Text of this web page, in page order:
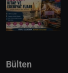
Bülten